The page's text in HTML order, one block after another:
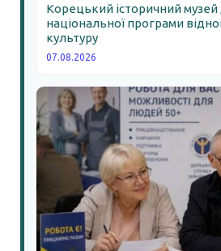
Корецький історичний
національної програми
культуру
07.08.2026